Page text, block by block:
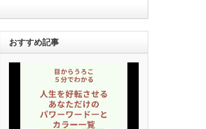
おすすめ記事